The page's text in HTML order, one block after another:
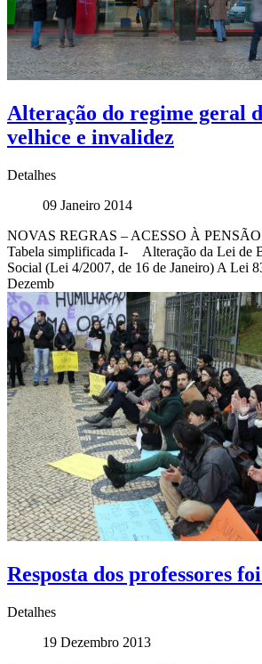
Alteração do regime geral
velhice e invalidez
Detalhes
09 Janeiro 2014
NOVAS REGRAS – ACESSO À
Tabela simplificada I- Alteração da Lei de
Social (Lei 4/2007, de 16 de Janeiro) A Lei
Dezemb
Resposta dos professores
Detalhes
19 Dezembro 2013